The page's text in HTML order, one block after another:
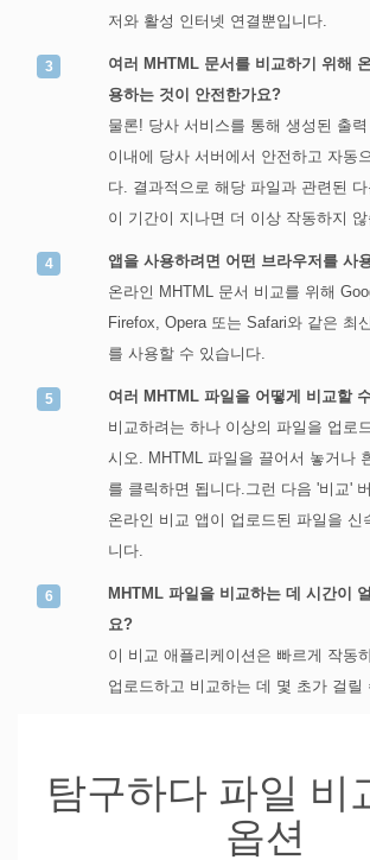
저와 활성 인터넷 연결뿐입니다.
여러 MHTML 문서를 비교하기 위해
용하는 것이 안전한가요?
물론! 당사 서비스를 통해 생성된 출
이내에 당사 서버에서 안전하고 자동
다. 결과적으로 해당 파일과 관련된
이 기간이 지나면 더 이상 작동하지 않
앱을 사용하려면 어떤 브라우저를 사
온라인 MHTML 문서 비교를 위해
Firefox, Opera 또는 Safari와 같은 최
를 사용할 수 있습니다.
여러 MHTML 파일을 어떻게 비교할
비교하려는 하나 이상의 파일을 업로
시오. MHTML 파일을 끌어서 놓거나
를 클릭하면 됩니다.그런 다음 '비교'
온라인 비교 앱이 업로드된 파일을 신
니다.
MHTML 파일을 비교하는 데 시간이
요?
이 비교 애플리케이션은 빠르게 작동
업로드하고 비교하는 데 몇 초가 걸릴
탐구하다 파일 비
옵션